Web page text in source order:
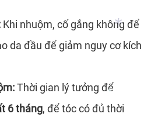
*
*
Khi nhuộm, cố gắng không để
da đầu để giảm nguy cơ kích
Thời gian lý tưởng để
6 tháng, để tóc có đủ thời